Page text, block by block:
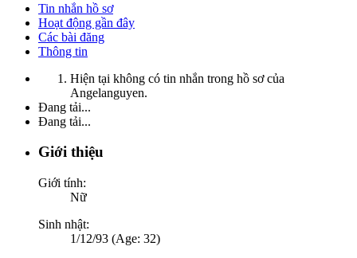
Tin nhắn hồ sơ
Hoạt động gần đây
Các bài đăng
Thông tin
Hiện tại không có tin nhắn trong hồ sơ của
Angelanguyen.
Đang tải...
Đang tải...
Giới thiệu
Giới tính:
Nữ
Sinh nhật:
1/12/93 (Age: 32)